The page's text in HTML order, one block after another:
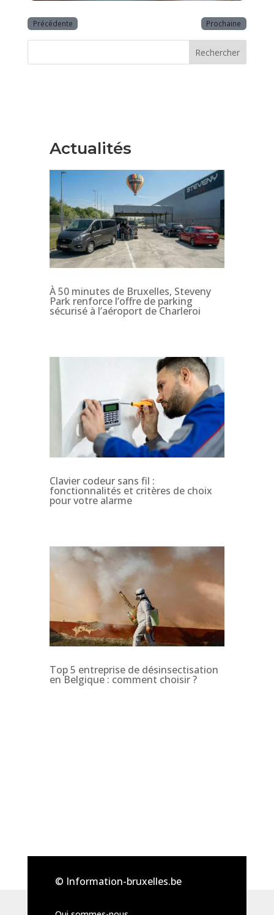
Précédente Prochaine
Rechercher
Actualités
À 50 minutes de Bruxelles, Steveny
Park renforce l’offre de parking
sécurisé à l’aéroport de Charleroi
Clavier codeur sans fil :
fonctionnalités et critères de choix
pour votre alarme
Top 5 entreprise de désinsectisation
en Belgique : comment choisir ?
© Information-bruxelles.be